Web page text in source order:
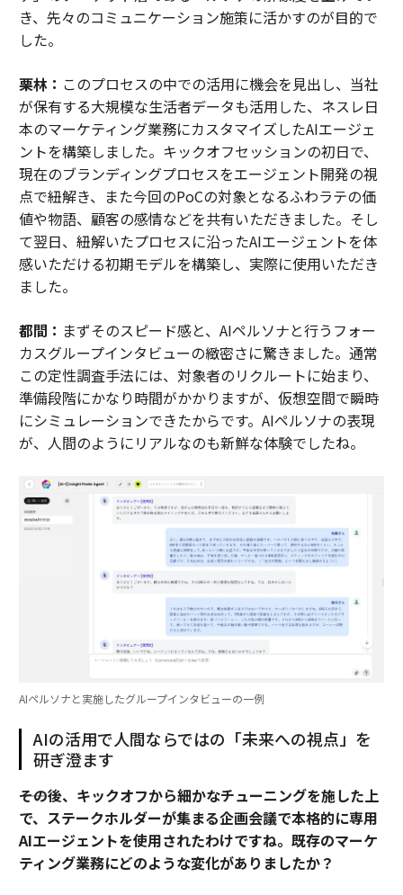
き、先々のコミュニケーション施策に活かすのが目的で
した。
栗林： このプロセスの中での活用に機会を見出し、当社
が保有する大規模な生活者データも活用した、ネスレ日
本のマーケティング業務にカスタマイズしたAIエージェ
ントを構築しました。キックオフセッションの初日で、
現在のブランディングプロセスをエージェント開発の視
点で紐解き、また今回のPoCの対象となるふわラテの価
値や物語、顧客の感情などを共有いただきました。そし
て翌日、紐解いたプロセスに沿ったAIエージェントを体
感いただける初期モデルを構築し、実際に使用いただき
ました。
都間： まずそのスピード感と、AIペルソナと行うフォー
カスグループインタビューの緻密さに驚きました。通常
この定性調査手法には、対象者のリクルートに始まり、
準備段階にかなり時間がかかりますが、仮想空間で瞬時
にシミュレーションできたからです。AIペルソナの表現
が、人間のようにリアルなのも新鮮な体験でしたね。
AIペルソナと実施したグループインタビューの一例
AIの活用で人間ならではの「未来への視点」を
研ぎ澄ます
――その後、キックオフから細かなチューニングを施した上
で、ステークホルダーが集まる企画会議で本格的に専用
AIエージェントを使用されたわけですね。既存のマーケ
ティング業務にどのような変化がありましたか？